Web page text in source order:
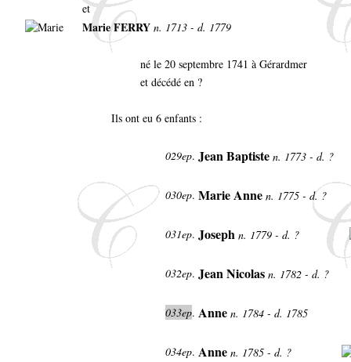
et
Marie FERRY n. 1713 - d. 1779
né le 20 septembre 1741 à Gérardmer
et décédé en ?
Ils ont eu 6 enfants :
029ep. Jean Baptiste n. 1773 - d. ?
030ep. Marie Anne n. 1775 - d. ?
031ep. Joseph n. 1779 - d. ?
032ep. Jean Nicolas n. 1782 - d. ?
033ep. Anne n. 1784 - d. 1785
034ep. Anne n. 1785 - d. ?